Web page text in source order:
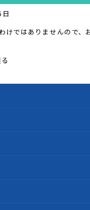
けではありませんので、